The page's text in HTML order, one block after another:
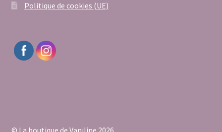
Politique de cookies (UE)
© La boutique de Vaniline 2026